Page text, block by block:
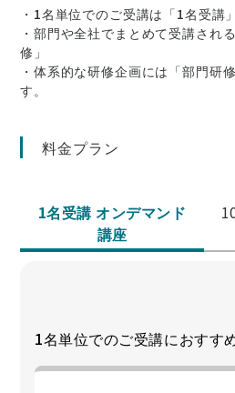
・1名単位でのご受講は「1名受講」
・部門や全社でまとめて受講され
修」
・体系的な研修企画には「部門研
す。
料金プラン
1名受講 オンデマンド
講座
1名単位でのご受講におすす